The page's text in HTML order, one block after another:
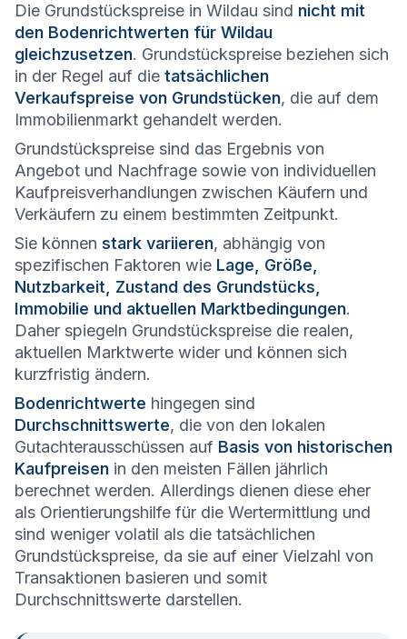
Die Grundstückspreise in Wildau sind nicht mit
den Bodenrichtwerten für Wildau
gleichzusetzen. Grundstückspreise beziehen sich
in der Regel auf die tatsächlichen
Verkaufspreise von Grundstücken, die auf dem
Immobilienmarkt gehandelt werden.
Grundstückspreise sind das Ergebnis von
Angebot und Nachfrage sowie von individuellen
Kaufpreisverhandlungen zwischen Käufern und
Verkäufern zu einem bestimmten Zeitpunkt.
Sie können stark variieren, abhängig von
spezifischen Faktoren wie Lage, Größe,
Nutzbarkeit, Zustand des Grundstücks,
Immobilie und aktuellen Marktbedingungen.
Daher spiegeln Grundstückspreise die realen,
aktuellen Marktwerte wider und können sich
kurzfristig ändern.
Bodenrichtwerte hingegen sind
Durchschnittswerte, die von den lokalen
Gutachterausschüssen auf Basis von historischen
Kaufpreisen in den meisten Fällen jährlich
berechnet werden. Allerdings dienen diese eher
als Orientierungshilfe für die Wertermittlung und
sind weniger volatil als die tatsächlichen
Grundstückspreise, da sie auf einer Vielzahl von
Transaktionen basieren und somit
Durchschnittswerte darstellen.